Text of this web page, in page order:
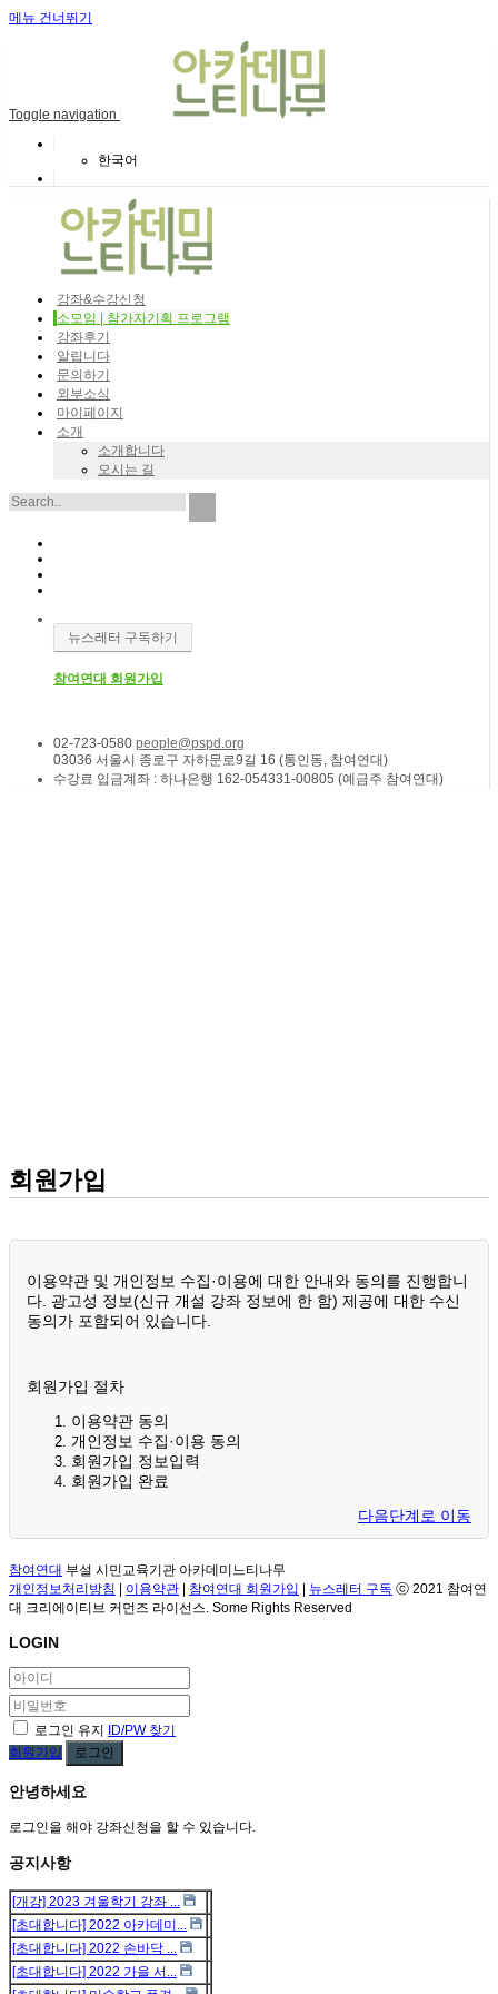
메뉴 건너뛰기
Toggle navigation
한국어
강좌&수강신청
소모임 | 참가자기획 프로그램
강좌후기
알립니다
문의하기
외부소식
마이페이지
소개
소개합니다
오시는 길
뉴스레터 구독하기
참여연대 회원가입
02-723-0580 people@pspd.org
03036 서울시 종로구 자하문로9길 16 (통인동, 참여연대)
수강료 입금계좌 : 하나은행 162-054331-00805 (예금주 참여연대)
회원가입
이용약관 및 개인정보 수집·이용에 대한 안내와 동의를 진행합니
다. 광고성 정보(신규 개설 강좌 정보에 한 함) 제공에 대한 수신
동의가 포함되어 있습니다.
회원가입 절차
이용약관 동의
개인정보 수집·이용 동의
회원가입 정보입력
회원가입 완료
다음단계로 이동
참여연대 부설 시민교육기관 아카데미느티나무
개인정보처리방침 | 이용약관 | 참여연대 회원가입 | 뉴스레터 구독 ⓒ 2021 참여연
대 크리에이티브 커먼즈 라이선스. Some Rights Reserved
LOGIN
로그인 유지
ID/PW 찾기
회원가입
로그인
안녕하세요
로그인을 해야 강좌신청을 할 수 있습니다.
공지사항
[개강] 2023 겨울학기 강좌 ...
[초대합니다] 2022 아카데미...
[초대합니다] 2022 손바닥 ...
[초대합니다] 2022 가을 서...